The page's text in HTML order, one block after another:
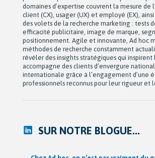
domaines d’expertise couvrent la mesure de
client (CX), usager (UX) et employé (EX),
des volets de la recherche marketing : tests
efficacité publicitaire, image de marque,
positionnement. Agile et innovante, Ad hoc
méthodes de recherche constamment
révéler des insights stratégiques qui inspirent
accompagne des clients d’envergure
internationale grâce à l’engagement d’une
professionnels reconnus pour leur rigueur et
SUR NOTRE BLOGUE...